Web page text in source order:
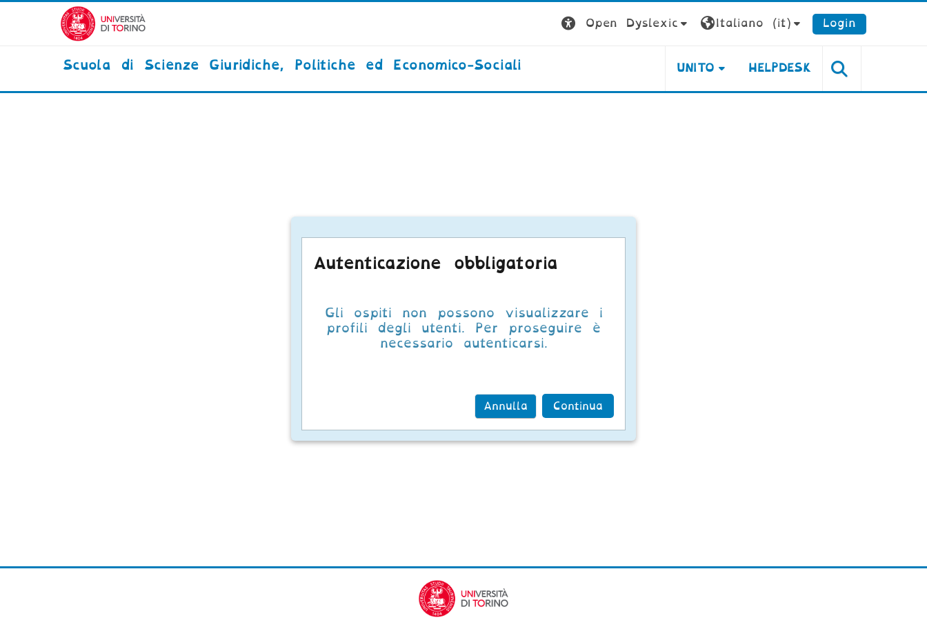
Vai al contenuto principale
Open Dyslexic
Italiano ‎(it)‎ Login
Scuola di Scienze Giuridiche, Politiche ed Economico-Sociali UNITO HELPDESK
Autenticazione obbligatoria
Gli ospiti non possono visualizzare i
profili degli utenti. Per proseguire è
necessario autenticarsi.
Annulla Continua